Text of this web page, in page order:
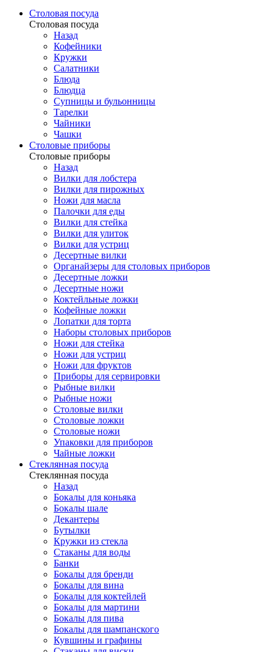
Столовая посуда
Столовая посуда
Назад
Кофейники
Кружки
Салатники
Блюда
Блюдца
Супницы и бульонницы
Тарелки
Чайники
Чашки
Cтоловые приборы
Cтоловые приборы
Назад
Вилки для лобстера
Вилки для пирожных
Ножи для масла
Палочки для еды
Вилки для стейка
Вилки для улиток
Вилки для устриц
Десертные вилки
Органайзеры для столовых приборов
Десертные ложки
Десертные ножи
Коктейльные ложки
Кофейные ложки
Лопатки для торта
Наборы столовых приборов
Ножи для стейка
Ножи для устриц
Ножи для фруктов
Приборы для сервировки
Рыбные вилки
Рыбные ножи
Столовые вилки
Столовые ложки
Столовые ножи
Упаковки для приборов
Чайные ложки
Стеклянная посуда
Стеклянная посуда
Назад
Бокалы для коньяка
Бокалы шале
Декантеры
Бутылки
Кружки из стекла
Стаканы для воды
Банки
Бокалы для бренди
Бокалы для вина
Бокалы для коктейлей
Бокалы для мартини
Бокалы для пива
Бокалы для шампанского
Кувшины и графины